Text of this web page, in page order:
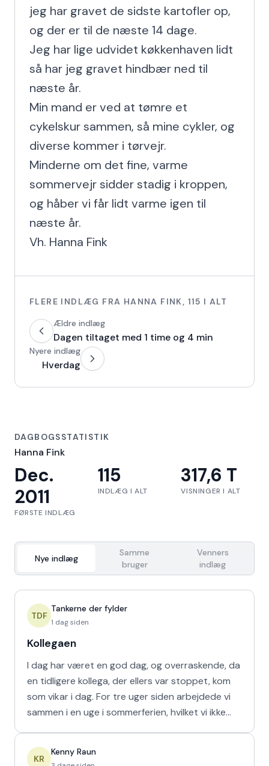
jeg har gravet de sidste kartofler op,
og der er til de næste 14 dage.
Jeg har lige udvidet køkkenhaven lidt
så har jeg gravet hindbær ned til
næste år.
Min mand er ved at tømre et
cykelskur sammen, så mine cykler, og
diverse kommer i tørvejr.
Minderne om det fine, varme
sommervejr sidder stadig i kroppen,
og håber vi får lidt varme igen til
næste år.
Vh. Hanna Fink
FLERE INDLÆG FRA HANNA FINK, 115 I ALT
Ældre indlæg
Dagen tiltaget med 1 time og 4 min
Nyere indlæg
Hverdag
DAGBOGSSTATISTIK
Hanna Fink
Dec.
2011
FØRSTE INDLÆG
115
INDLÆG I ALT
317,6 T
VISNINGER I ALT
Nye indlæg
Samme
bruger
Venners
indlæg
TDF
Tankerne der fylder
1 dag siden
Kollegaen
I dag har været en god dag, og overraskende, da
en tidligere kollega, der ellers var stoppet, kom
som vikar i dag. For tre uger siden arbejdede vi
sammen i en uge i sommerferien, hvilket vi ikke
KR
Kenny Raun